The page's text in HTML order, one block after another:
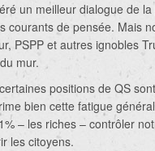
un meilleur dialogue de
courants de pensée. Mais
PSPP et autres ignobles
mur.
positions de QS
bien cette fatigue
– les riches – contrôler
les citoyens.